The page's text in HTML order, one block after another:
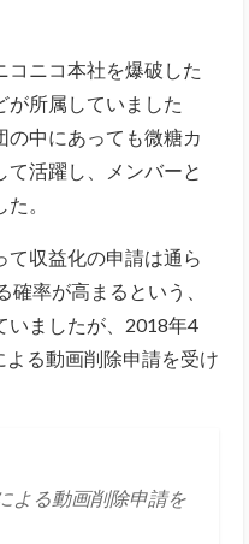
コニコ本社を爆破した
が所属していました
の中にあっても微糖カ
活躍し、メンバーと
。
て収益化の申請は通ら
率が高まるという、
いましたが、2018年4
よる動画削除申請を受け
よる動画削除申請を